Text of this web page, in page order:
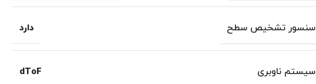
سنسور تشخیص سطح دارد
سیستم ناوبری dToF